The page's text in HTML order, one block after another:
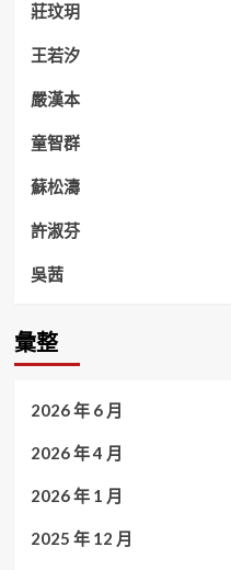
莊玟玥
王若汐
嚴漢本
童智群
蘇松濤
許淑芬
吳茜
彙整
2026 年 6 月
2026 年 4 月
2026 年 1 月
2025 年 12 月